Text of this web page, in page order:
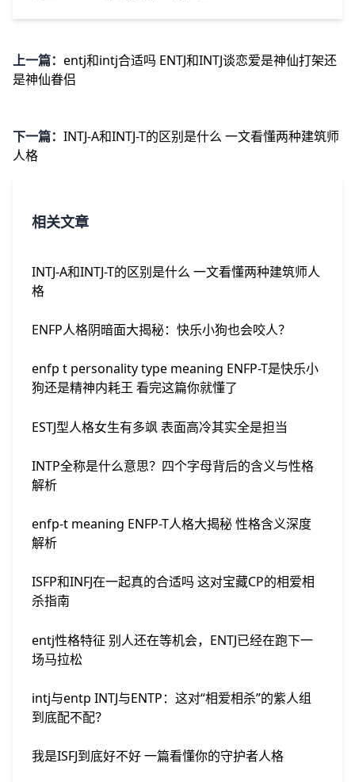
上一篇： entj和intj合适吗 ENTJ和INTJ谈恋爱是神仙打架还
是神仙眷侣
下一篇： INTJ-A和INTJ-T的区别是什么 一文看懂两种建筑师
人格
相关文章
INTJ-A和INTJ-T的区别是什么 一文看懂两种建筑师人
格
ENFP人格阴暗面大揭秘：快乐小狗也会咬人？
enfp t personality type meaning ENFP-T是快乐小
狗还是精神内耗王 看完这篇你就懂了
ESTJ型人格女生有多飒 表面高冷其实全是担当
INTP全称是什么意思？四个字母背后的含义与性格
解析
enfp-t meaning ENFP-T人格大揭秘 性格含义深度
解析
ISFP和INFJ在一起真的合适吗 这对宝藏CP的相爱相
杀指南
entj性格特征 别人还在等机会，ENTJ已经在跑下一
场马拉松
intj与entp INTJ与ENTP：这对“相爱相杀”的紫人组
到底配不配？
我是ISFJ到底好不好 一篇看懂你的守护者人格